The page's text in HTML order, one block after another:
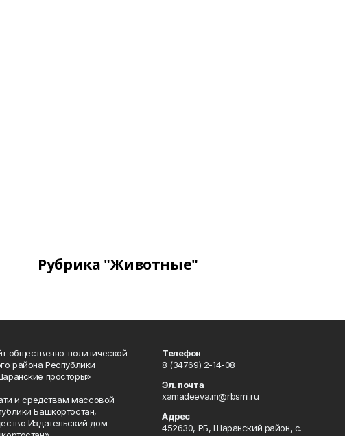
Рубрика "Животные"
общественно-политической
района Республики
просторы»
и средствам массовой
Башкортостан,
Издательский дом
Телефон
8 (34769) 2-14-08
Эл. почта
xamadeeva.m@rbsmi.ru
Адрес
452630, РБ, Шаранский район, с.